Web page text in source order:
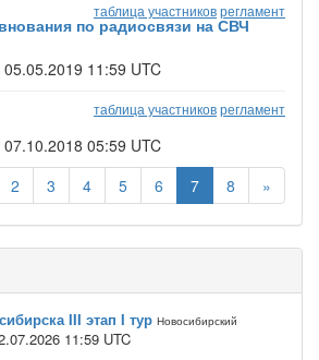
таблица участниковрегламент
по радиосвязи на СВЧ
11:59 UTC
таблица участниковрегламент
05:59 UTC
2 3 4 5 6 7 8 »
III этап I тур Новосибирский
11:59 UTC